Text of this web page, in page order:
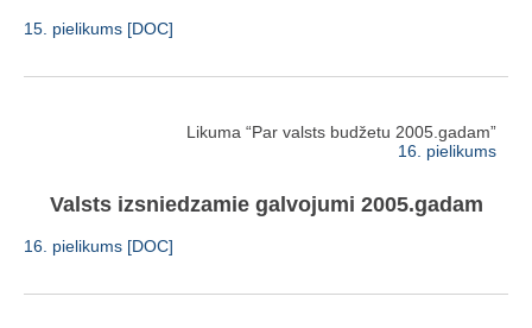
15. pielikums [DOC]
Likuma “Par valsts budžetu 2005.gadam”
16. pielikums
Valsts izsniedzamie galvojumi 2005.gadam
16. pielikums [DOC]